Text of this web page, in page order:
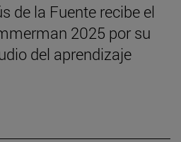
de la Fuente recibe el
2025 por su
del aprendizaje